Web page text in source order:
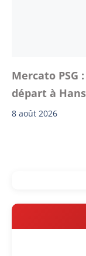
Mercato PSG
départ à
8 août 2026